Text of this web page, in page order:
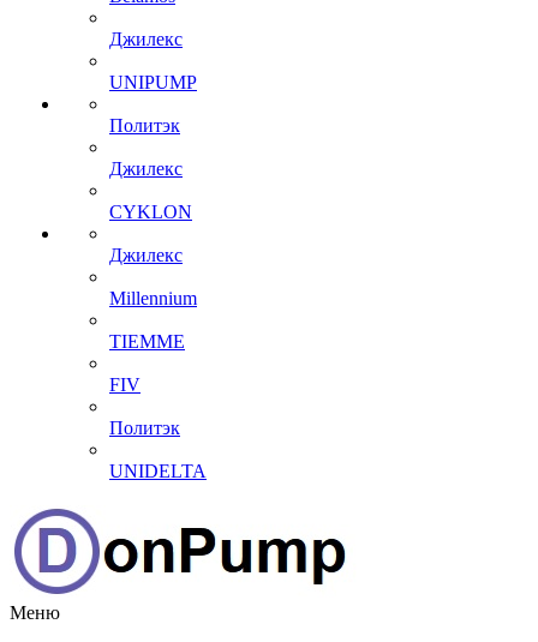
Джилекс
UNIPUMP
Политэк
Джилекс
CYKLON
Джилекс
Millennium
TIEMME
FIV
Политэк
UNIDELTA
Меню